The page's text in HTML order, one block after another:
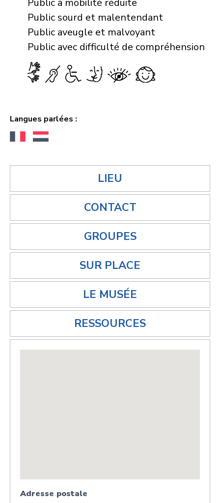
Public à mobilité réduite
Public sourd et malentendant
Public aveugle et malvoyant
Public avec difficulté de compréhension
Langues parlées :
LIEU
CONTACT
GROUPES
SUR PLACE
LE MUSÉE
RESSOURCES
Adresse postale